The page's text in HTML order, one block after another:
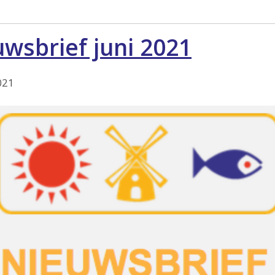
juni 2021